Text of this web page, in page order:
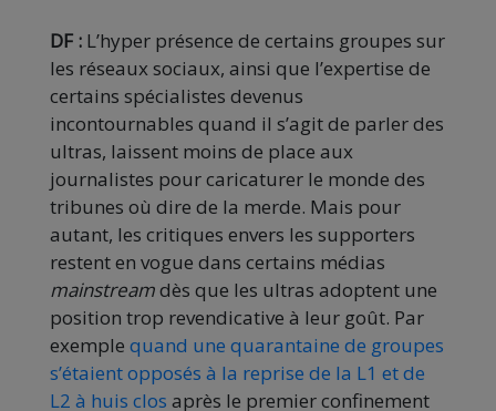
DF : L’hyper présence de certains groupes sur
les réseaux sociaux, ainsi que l’expertise de
certains spécialistes devenus
incontournables quand il s’agit de parler des
ultras, laissent moins de place aux
journalistes pour caricaturer le monde des
tribunes où dire de la merde. Mais pour
autant, les critiques envers les supporters
restent en vogue dans certains médias
mainstreamdès que les ultras adoptent une
position trop revendicative à leur goût. Par
exemple quand une quarantaine de groupes
s’étaient opposés à la reprise de la L1 et de
L2 à huis clos après le premier confinement